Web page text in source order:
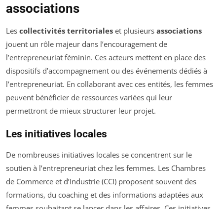
associations
Les collectivités territoriales et plusieurs associations
jouent un rôle majeur dans l’encouragement de
l’entrepreneuriat féminin. Ces acteurs mettent en place des
dispositifs d’accompagnement ou des événements dédiés à
l’entrepreneuriat. En collaborant avec ces entités, les femmes
peuvent bénéficier de ressources variées qui leur
permettront de mieux structurer leur projet.
Les initiatives locales
De nombreuses initiatives locales se concentrent sur le
soutien à l’entrepreneuriat chez les femmes. Les Chambres
de Commerce et d’Industrie (CCI) proposent souvent des
formations, du coaching et des informations adaptées aux